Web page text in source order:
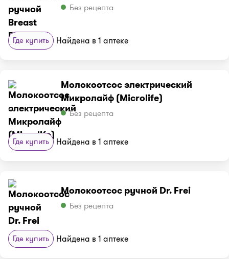
Без рецепта
Где купить Найдена в 1 аптеке
Молокоотсос электрический
Микролайф (Microlife)
Без рецепта
Где купить Найдена в 1 аптеке
Молокоотсос ручной Dr. Frei
Без рецепта
Где купить Найдена в 1 аптеке